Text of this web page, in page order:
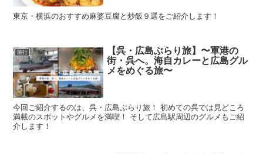
東京・横浜のおすすめ麻婆豆腐と炒飯９選をご紹介します！
旅行
【呉・広島ぶらり旅】〜軍港の
街・呉へ。海自カレーと広島グル
メをめぐる旅〜
今回ご紹介するのは、呉・広島ぶらり旅！ 初めての呉では見どころ
満載のスポットやグルメを満喫！ そして広島駅周辺のグルメもご紹
介します！